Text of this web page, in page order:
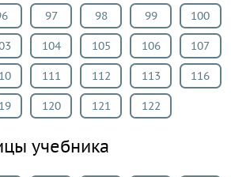
97 98 99 100
104 105 106 107
111 112 113 116
120 121 122
учебника